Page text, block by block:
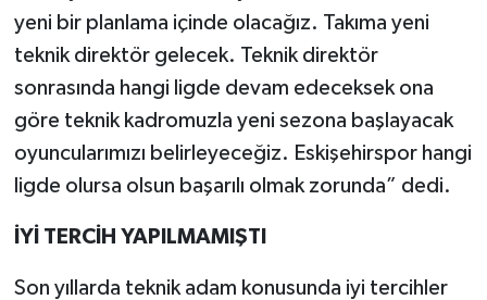
yeni bir planlama içinde olacağız. Takıma yeni
teknik direktör gelecek. Teknik direktör
sonrasında hangi ligde devam edeceksek ona
göre teknik kadromuzla yeni sezona başlayacak
oyuncularımızı belirleyeceğiz. Eskişehirspor hangi
ligde olursa olsun başarılı olmak zorunda” dedi.
İYİ TERCİH YAPILMAMIŞTI
Son yıllarda teknik adam konusunda iyi tercihler